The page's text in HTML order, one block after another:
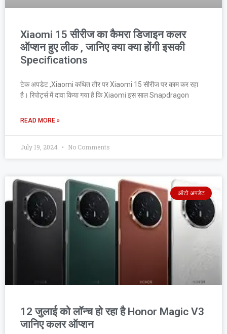
Xiaomi 15 सीरीज का कैमरा डिजाइन कलर
ऑप्शन हुए लीक , जानिए क्या क्या होंगी इसकी
Specifications
टेक अपडेट ,Xiaomi कथित तौर पर Xiaomi 15 सीरीज पर काम कर रहा
है। रिपोर्ट्स में दावा किया गया है कि Xiaomi इस साल Snapdragon
READ MORE »
July 19, 2024 No Comments
ऑटो अपडेट
12 जुलाई को लॉन्च हो रहा है Honor Magic V3
जानिए कलर ऑप्शन